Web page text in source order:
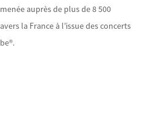
auprès de plus de 8 500
la France à l’issue des concerts